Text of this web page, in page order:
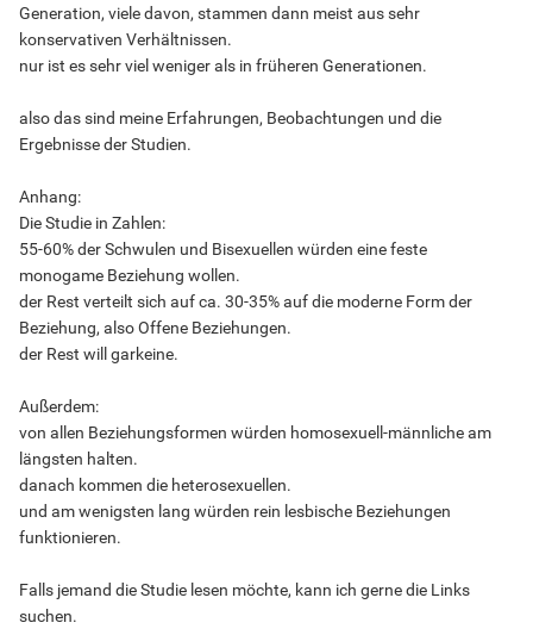
Generation, viele davon, stammen dann meist aus sehr
konservativen Verhältnissen.
nur ist es sehr viel weniger als in früheren Generationen.
also das sind meine Erfahrungen, Beobachtungen und die
Ergebnisse der Studien.
Anhang:
Die Studie in Zahlen:
55-60% der Schwulen und Bisexuellen würden eine feste
monogame Beziehung wollen.
der Rest verteilt sich auf ca. 30-35% auf die moderne Form der
Beziehung, also Offene Beziehungen.
der Rest will garkeine.
Außerdem:
von allen Beziehungsformen würden homosexuell-männliche am
längsten halten.
danach kommen die heterosexuellen.
und am wenigsten lang würden rein lesbische Beziehungen
funktionieren.
Falls jemand die Studie lesen möchte, kann ich gerne die Links
suchen.